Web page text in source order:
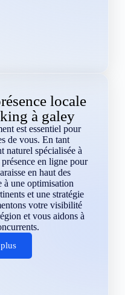
locale
à galey
est essentiel pour
de vous. En tant
naturel spécialisée à
en ligne pour
en haut des
à une optimisation
et une stratégie
votre visibilité
et vous aidons à